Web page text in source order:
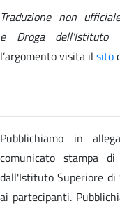
Traduzione non
e Droga dell'Istituto
l’argomento visita il sito
Pubblichiamo in
comunicato stampa
dall'Istituto Superiore
ai partecipanti.